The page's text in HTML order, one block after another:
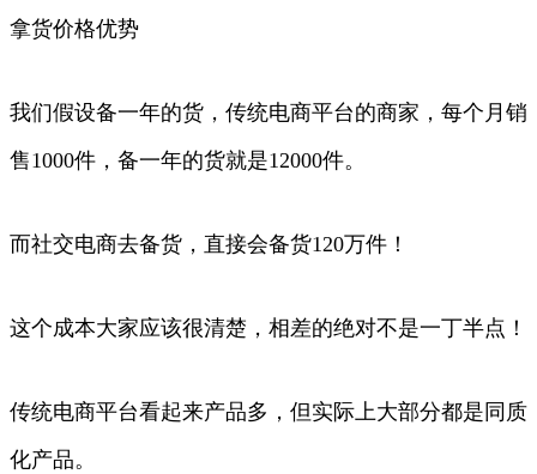
拿货价格优势
我们假设备一年的货，传统电商平台的商家，每个月销
售1000件，备一年的货就是12000件。
而社交电商去备货，直接会备货120万件！
这个成本大家应该很清楚，相差的绝对不是一丁半点！
传统电商平台看起来产品多，但实际上大部分都是同质
化产品。